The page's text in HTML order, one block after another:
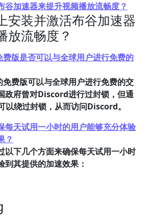
谷加速器来提升视频播放流畅度？
安装并激活布谷加速器
放流畅度？
版是否可以与全球用户进行免费的
费版可以与全球用户进行免费的交
政府曾对Discord进行过封锁，但通
以绕过封锁，从而访问Discord。
每天试用一小时的用户能够充分体验
？
以下几个方面来确保每天试用一小时
到其提供的加速效果：